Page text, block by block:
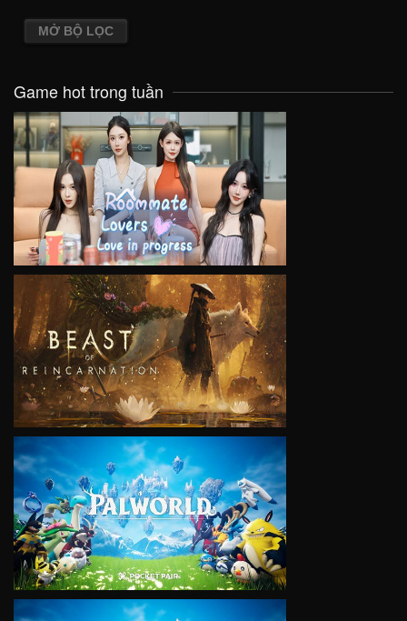
MỞ BỘ LỌC
Game hot trong tuần
VIEW
VIEW
VIEW